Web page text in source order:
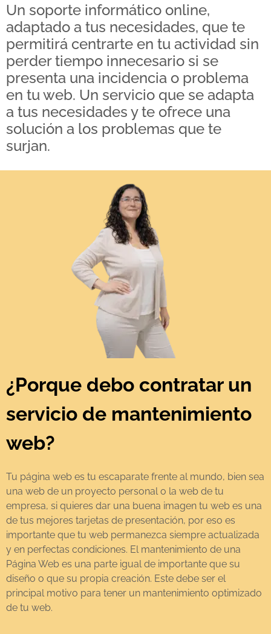
Un soporte informático online,
adaptado a tus necesidades, que te
permitirá centrarte en tu actividad sin
perder tiempo innecesario si se
presenta una incidencia o problema
en tu web. Un servicio que se adapta
a tus necesidades y te ofrece una
solución a los problemas que te
surjan.
¿Porque debo contratar un
servicio de mantenimiento
web?
Tu página web es tu escaparate frente al mundo, bien sea
una web de un proyecto personal o la web de tu
empresa, si quieres dar una buena imagen tu web es una
de tus mejores tarjetas de presentación, por eso es
importante que tu web permanezca siempre actualizada
y en perfectas condiciones. El mantenimiento de una
Página Web es una parte igual de importante que su
diseño o que su propia creación. Este debe ser el
principal motivo para tener un mantenimiento optimizado
de tu web.